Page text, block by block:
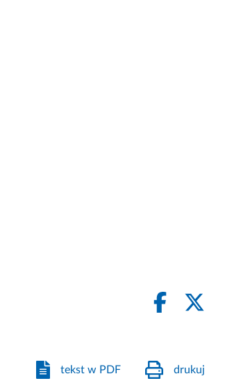
tekst w PDF drukuj